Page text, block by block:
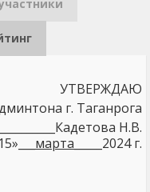
УТВЕРЖДАЮ
г. Таганрога
Н.В.
марта _____2024 г.